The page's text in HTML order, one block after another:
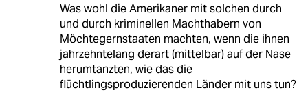
Was wohl die Amerikaner mit solchen durch
und durch kriminellen Machthabern von
Möchtegernstaaten machten, wenn die ihnen
jahrzehntelang derart (mittelbar) auf der Nase
herumtanzten, wie das die
flüchtlingsproduzierenden Länder mit uns tun?